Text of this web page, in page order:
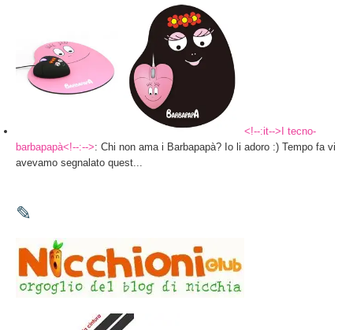
<!--:it-->I tecno-
barbapapà<!--:-->: Chi non ama i Barbapapà? Io li adoro :) Tempo fa vi
avevamo segnalato quest...
✎